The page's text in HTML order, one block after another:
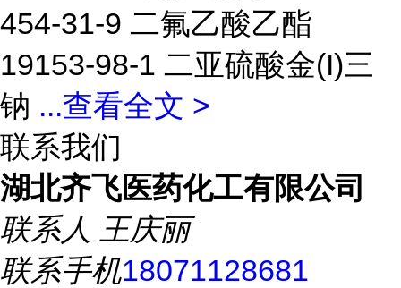
454-31-9 二氟乙酸乙酯
19153-98-1 二亚硫酸金(I)三
钠 ...查看全文 >
联系我们
湖北齐飞医药化工有限公司
联系人 王庆丽
联系手机18071128681